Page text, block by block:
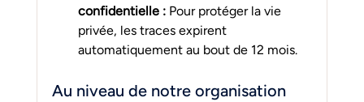
confidentielle : Pour protéger la vie
privée, les traces expirent
automatiquement au bout de 12 mois.
Au niveau de notre organisation